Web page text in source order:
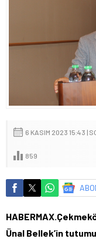
6 KASIM 2023 15:43 |
859
Ünal Bellek’in